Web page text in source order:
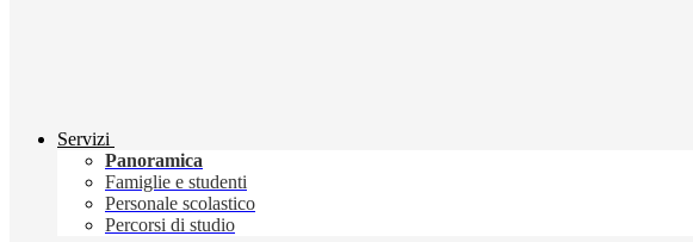
Servizi
Panoramica
Famiglie e studenti
Personale scolastico
Percorsi di studio